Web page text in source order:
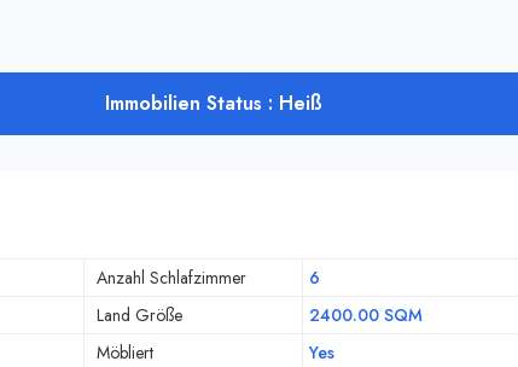
Immobilien Status : Heiß
Anzahl Schlafzimmer
6
Land Größe
2400.00 SQM
Möbliert
Yes